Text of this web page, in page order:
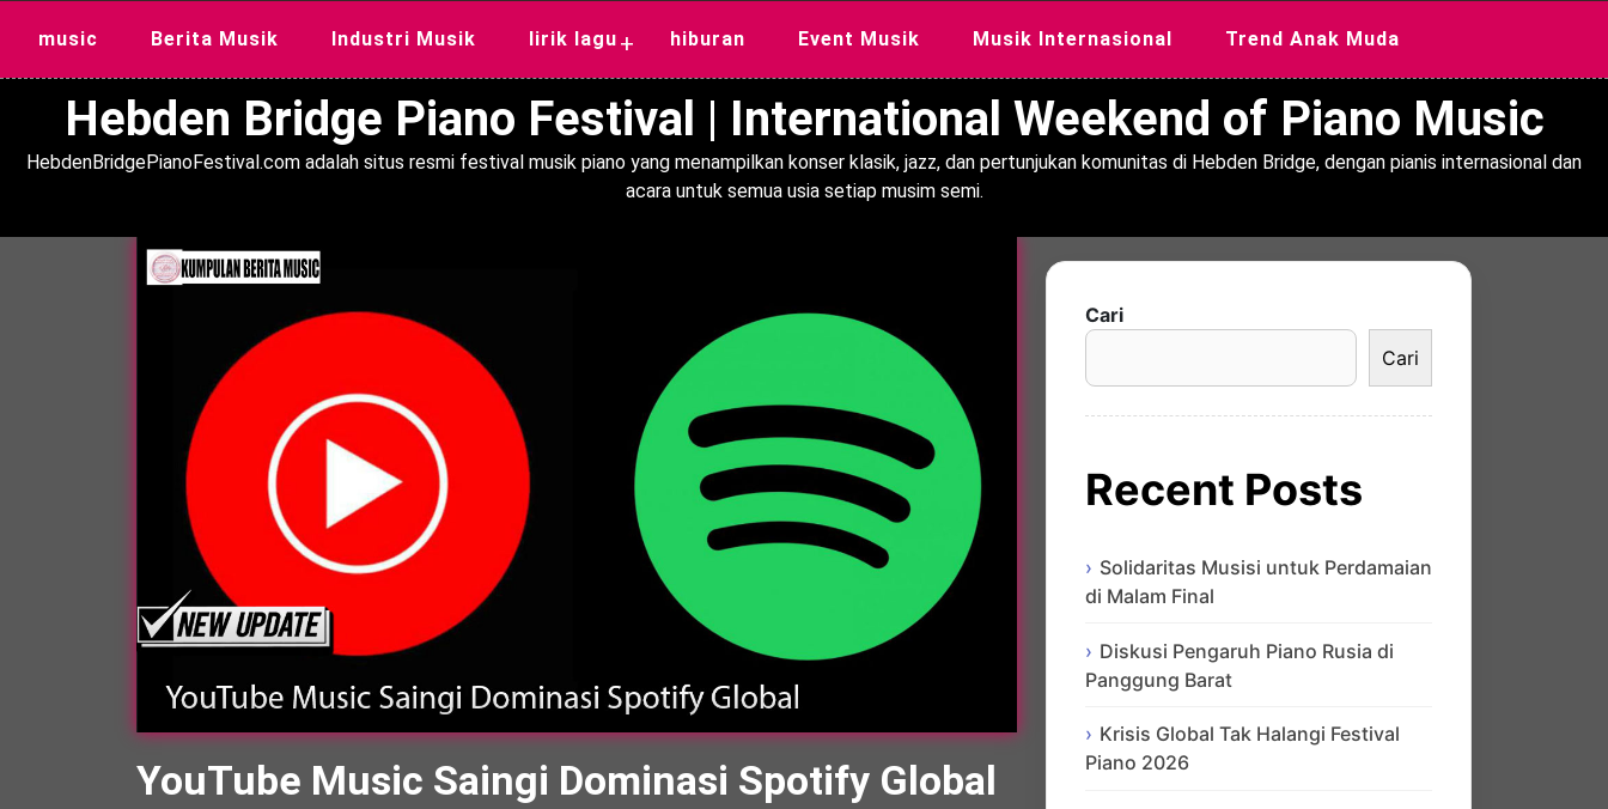
music Berita Musik Industri Musik lirik lagu + hiburan Event Musik Musik Internasional Trend Anak Muda
Hebden Bridge Piano Festival | International Weekend of Piano Music
HebdenBridgePianoFestival.com adalah situs resmi festival musik piano yang menampilkan konser klasik, jazz, dan pertunjukan komunitas di Hebden Bridge, dengan pianis internasional dan
acara untuk semua usia setiap musim semi.
YouTube Music Saingi Dominasi Spotify Global
Cari
Cari
Recent Posts
Solidaritas Musisi untuk Perdamaian
di Malam Final
Diskusi Pengaruh Piano Rusia di
Panggung Barat
Krisis Global Tak Halangi Festival
Piano 2026